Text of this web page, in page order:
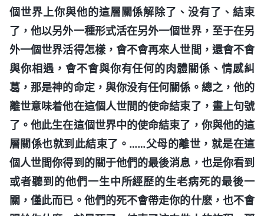
個世界上你與他的這層關係解除了、没有了、結束
了，他以另外一種形式活在另外一個世界，至于在另
外一個世界活得怎樣，會不會再來人世間，還會不會
與你相遇，會不會與你有任何的肉體關係、情感糾
葛，那是神的命定，與你没有任何關係。總之，他的
離世意味着他在這個人世間的使命結束了，畫上句號
了。他此生在這個世界中的使命結束了，你與他的這
層關係也就到此結束了。……父母的離世，就是在這
個人世間你得到的關于他們的最後消息，也是你看到
或者聽到的他們一生中所經歷的生老病死的最後一
關，僅此而已。他們的死不會帶走你的什麽，也不會